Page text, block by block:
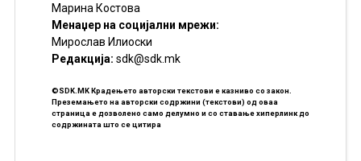
Марина Костова
Менаџер на социјални мрежи:
Мирослав Илиоски
Редакцијa: sdk@sdk.mk
©SDK.MK Крадењето авторски текстови е казниво со закон.
Преземањето на авторски содржини (текстови) од оваа
страница е дозволено само делумно и со ставање хиперлинк до
содржината што се цитира